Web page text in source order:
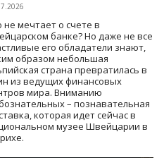
не мечтает о счете в
банке? Но даже не все
его обладатели знают,
образом небольшая
страна превратилась в
из ведущих финансовых
мира. Вниманию
– познавательная
которая идет сейчас в
музее Швейцарии в